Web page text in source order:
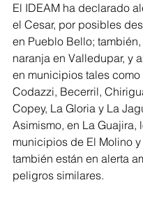
El IDEAM ha declarado
el Cesar, por posibles
en Pueblo Bello;
naranja en Valledupar, y
en municipios tales como
Codazzi, Becerril,
Copey, La Gloria y La
Asimismo, en La Guajira,
municipios de El Molino
también están en alerta
peligros similares.